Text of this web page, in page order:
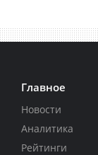
Главное
Новости
Аналитика
Рейтинги